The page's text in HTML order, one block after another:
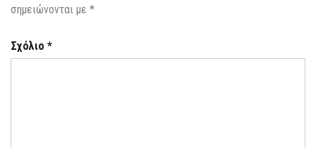
σημειώνονται με *
Σχόλιο *